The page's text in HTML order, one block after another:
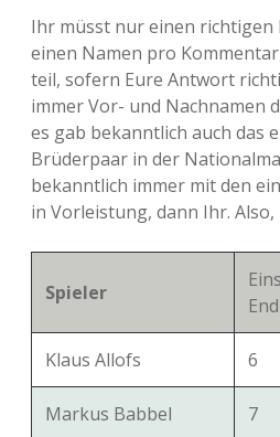
Ihr müsst nur einen
einen Namen pro
teil, sofern Eure Antwort
immer Vor- und Nachnamen
es gab bekanntlich auch das
Brüderpaar in der
bekanntlich immer mit den
in Vorleistung, dann Ihr.
Spieler
Klaus Allofs 6
Markus Babbel 7